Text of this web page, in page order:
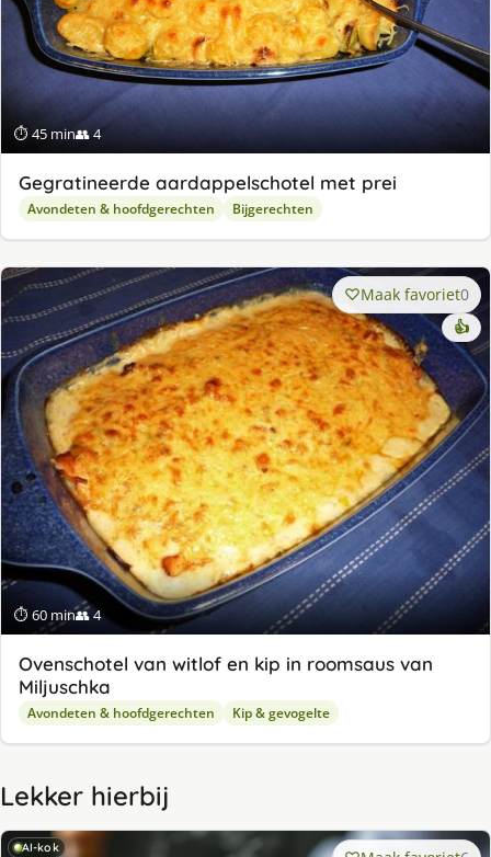
⏱ 45 min👥 4
Gegratineerde aardappelschotel met prei
Avondeten & hoofdgerechten Bijgerechten
⏱ 60 min👥 4
Maak favoriet0
👍
Ovenschotel van witlof en kip in roomsaus van
Miljuschka
Avondeten & hoofdgerechten Kip & gevogelte
Lekker hierbij
AI-kok